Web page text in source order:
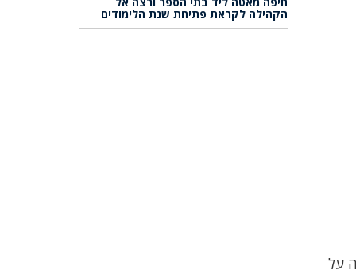
על
הקהילה לקראת פתיחת שנת הלימודים